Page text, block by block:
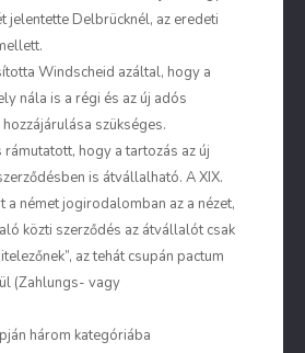
jelentette Delbrücknél, az eredeti
Windscheid azáltal, hogy a
nála is a régi és az új adós
szükséges.
hogy a tartozás az új
is átvállalható. A XIX.
a német jogirodalomban az a nézet,
közti szerződés az átvállalót csak
az tehát csupán pactum
(Zahlungs- vagy
három kategóriába